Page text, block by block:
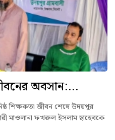
অবসান:...
শিক্ষকতা জীবন শেষে উদয়পুর
মাওলানা ফখরুল ইসলাম ছাহেবকে